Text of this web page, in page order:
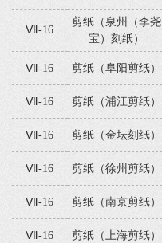
Ⅶ-16
剪纸（泉州（李尧
宝）刻纸）
Ⅶ-16 剪纸（阜阳剪纸）
Ⅶ-16 剪纸（浦江剪纸）
Ⅶ-16 剪纸（金坛刻纸）
Ⅶ-16 剪纸（徐州剪纸）
Ⅶ-16 剪纸（南京剪纸）
Ⅶ-16 剪纸（上海剪纸）